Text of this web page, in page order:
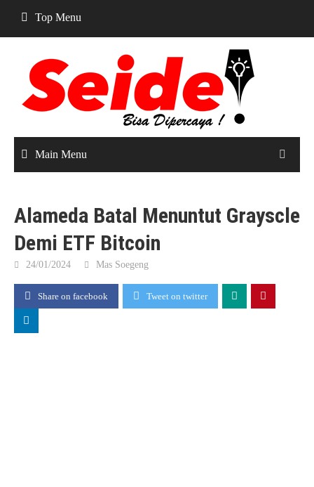
content
Top Menu
Main Menu
Alameda Batal Menuntut Grayscle
Demi ETF Bitcoin
24/01/2024 Mas Soegeng
Share on facebook Tweet on twitter